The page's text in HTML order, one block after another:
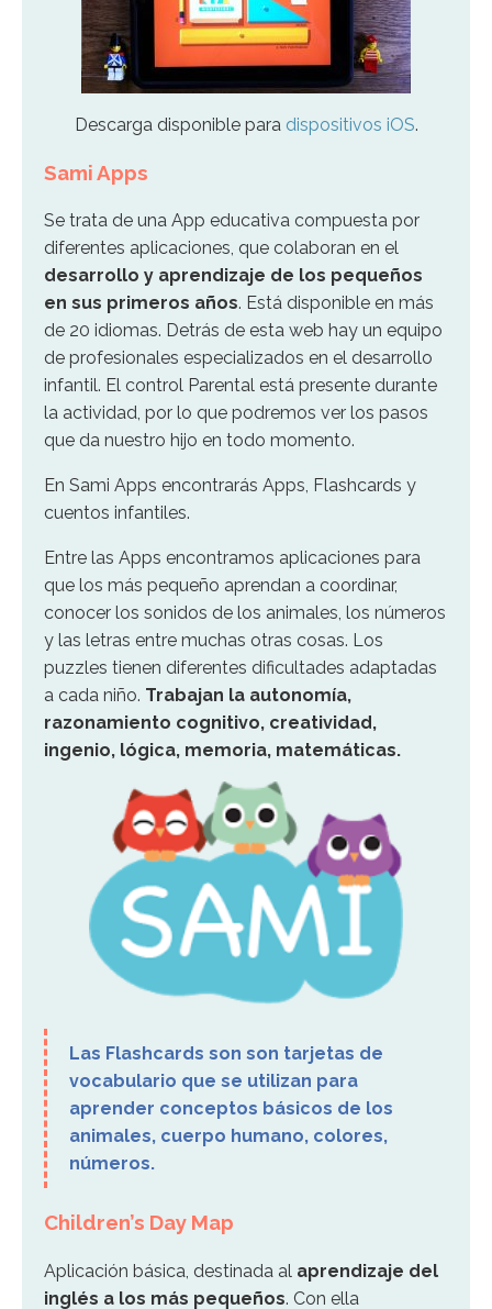
Descarga disponible para dispositivos iOS.
Sami Apps
Se trata de una App educativa compuesta por
diferentes aplicaciones, que colaboran en el
desarrollo y aprendizaje de los pequeños
en sus primeros años. Está disponible en más
de 20 idiomas. Detrás de esta web hay un equipo
de profesionales especializados en el desarrollo
infantil. El control Parental está presente durante
la actividad, por lo que podremos ver los pasos
que da nuestro hijo en todo momento.
En Sami Apps encontrarás Apps, Flashcards y
cuentos infantiles.
Entre las Apps encontramos aplicaciones para
que los más pequeño aprendan a coordinar,
conocer los sonidos de los animales, los números
y las letras entre muchas otras cosas. Los
puzzles tienen diferentes dificultades adaptadas
a cada niño. Trabajan la autonomía,
razonamiento cognitivo, creatividad,
ingenio, lógica, memoria, matemáticas.
Las Flashcards son son tarjetas de
vocabulario que se utilizan para
aprender conceptos básicos de los
animales, cuerpo humano, colores,
números.
Children’s Day Map
Aplicación básica, destinada al aprendizaje del
inglés a los más pequeños. Con ella